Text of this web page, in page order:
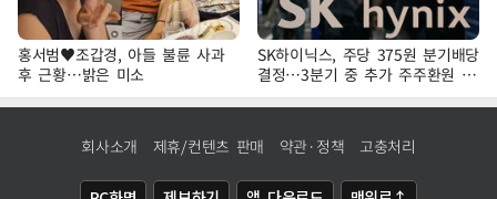
홍서범♥조갑경, 아들 불륜 사과
후 근황…밝은 미소
SK하이닉스, 주당 375원 분기배당
결정…3분기 중 추가 주주환원 발
표
회사소개 제휴/컨텐츠 판매 약관·정책 고충처리